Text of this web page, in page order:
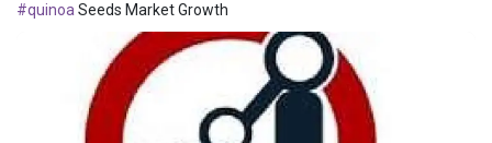
#quinoa Seeds Market Growth